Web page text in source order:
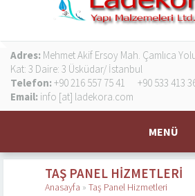
Adres: Mehmet Akif Ersoy Mah. Çamlıca Yolu
Kat: 3 Daire: 3 Üsküdar/ İstanbul
Telefon: +90 216 557 75 41
+90 533 413
Email: info [at] ladekora.com
MENÜ
TAŞ PANEL HIZMETLERI
Anasayfa » Taş Panel Hizmetleri